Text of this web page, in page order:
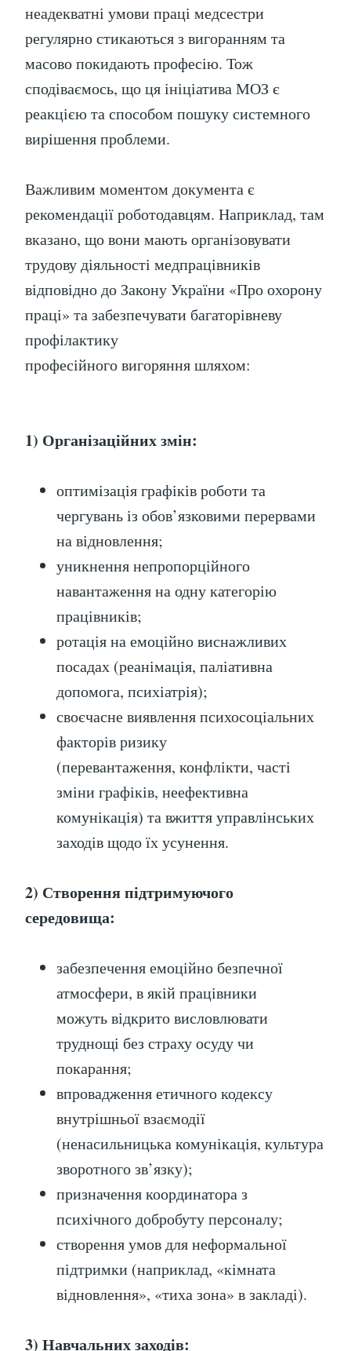
неадекватні умови праці медсестри
регулярно стикаються з вигоранням та
масово покидають професію. Тож
сподіваємось, що ця ініціатива МОЗ є
реакцією та способом пошуку системного
вирішення проблеми.
Важливим моментом документа є
рекомендації роботодавцям. Наприклад, там
вказано, що вони мають організовувати
трудову діяльності медпрацівників
відповідно до Закону України «Про охорону
праці» та забезпечувати багаторівневу
профілактику
професійного вигоряння шляхом:
1) Організаційних змін:
оптимізація графіків роботи та
чергувань із обов’язковими перервами
на відновлення;
уникнення непропорційного
навантаження на одну категорію
працівників;
ротація на емоційно виснажливих
посадах (реанімація, паліативна
допомога, психіатрія);
своєчасне виявлення психосоціальних
факторів ризику
(перевантаження, конфлікти, часті
зміни графіків, неефективна
комунікація) та вжиття управлінських
заходів щодо їх усунення.
2) Створення підтримуючого
середовища:
забезпечення емоційно безпечної
атмосфери, в якій працівники
можуть відкрито висловлювати
труднощі без страху осуду чи
покарання;
впровадження етичного кодексу
внутрішньої взаємодії
(ненасильницька комунікація, культура
зворотного зв’язку);
призначення координатора з
психічного добробуту персоналу;
створення умов для неформальної
підтримки (наприклад, «кімната
відновлення», «тиха зона» в закладі).
3) Навчальних заходів: